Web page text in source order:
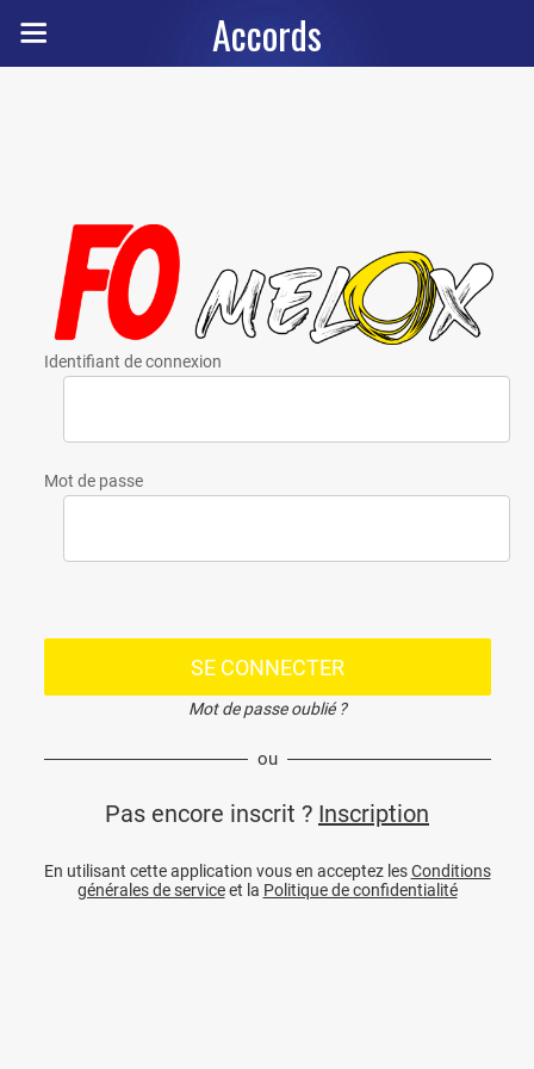
Accords
Identifiant de connexion
Mot de passe
SE CONNECTER
Mot de passe oublié ?
ou
Pas encore inscrit ? Inscription
En utilisant cette application vous en acceptez lesConditions
générales de serviceet la Politique de confidentialité